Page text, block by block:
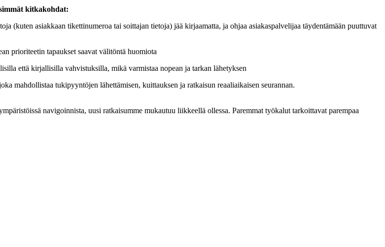
kitkakohdat:
(kuten asiakkaan tikettinumeroa tai soittajan tietoja) jää kirjaamatta, ja ohjaa asiakaspalvelijaa täydentämään puuttuvat
prioriteetin tapaukset saavat välitöntä huomiota
että kirjallisilla vahvistuksilla, mikä varmistaa nopean ja tarkan lähetyksen
mahdollistaa tukipyyntöjen lähettämisen, kuittauksen ja ratkaisun reaaliaikaisen seurannan.
navigoinnista, uusi ratkaisumme mukautuu liikkeellä ollessa. Paremmat työkalut tarkoittavat parempaa